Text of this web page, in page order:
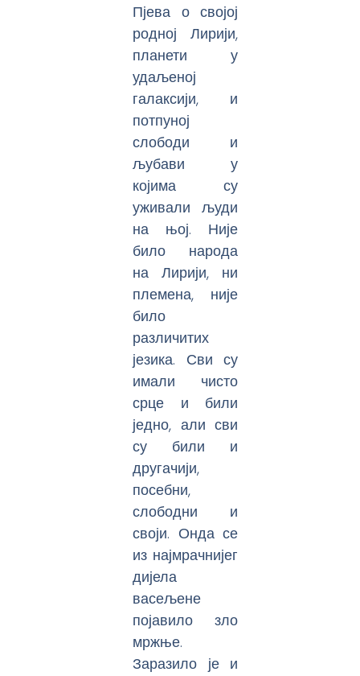
Пјева о својој
родној Лирији,
планети у
удаљеној
галаксији, и
потпуној
слободи и
љубави у
којима су
уживали људи
на њој. Није
било народа
на Лирији, ни
племена, није
било
различитих
језика. Сви су
имали чисто
срце и били
једно, али сви
су били и
другачији,
посебни,
слободни и
своји. Онда се
из најмрачнијег
дијела
васељене
појавило зло
мржње.
Заразило је и